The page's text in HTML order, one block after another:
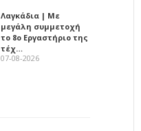
Λαγκάδια | Με
μεγάλη συμμετοχή
το 8ο Εργαστήριο της
τέχ…
07-08-2026